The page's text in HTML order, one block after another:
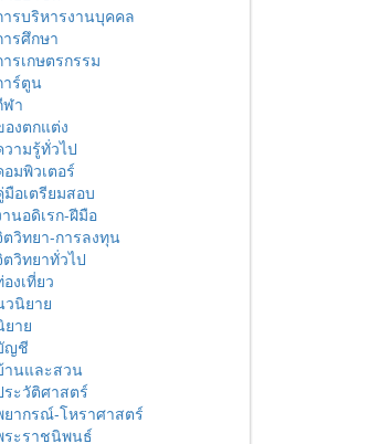
ารบริหารงานบุคคล
ารศึกษา
ารเกษตรกรรม
าร์ตูน
ฬา
องตกแต่ง
วามรู้ทั่วไป
อมพิวเตอร์
มือเตรียมสอบ
านอดิเรก-ฝีมือ
ตวิทยา-การลงทุน
วิทยาทั่วไป
งเที่ยว
วนิยาย
ยาย
ญชี
านและสวน
ระวัติศาสตร์
ยากรณ์-โหราศาสตร์
ระราชนิพนธ์